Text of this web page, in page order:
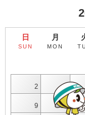
日
SUN
月
MON
2 3
9 10